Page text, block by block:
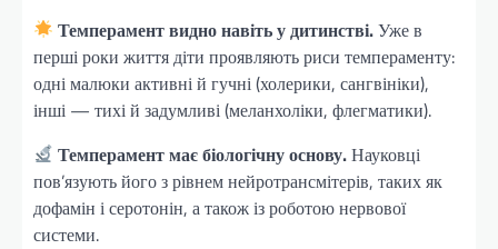
Темперамент видно навіть у дитинстві.Уже в
перші роки життя діти проявляють риси темпераменту:
одні малюки активні й гучні (холерики, сангвініки),
інші — тихі й задумливі (меланхоліки, флегматики).
Темперамент має біологічну основу.Науковці
пов’язують його з рівнем нейротрансмітерів, таких як
дофамін і серотонін, а також із роботою нервової
системи.